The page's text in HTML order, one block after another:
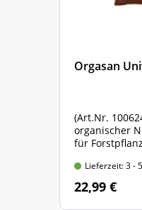
Orgasan
(Art.Nr.
organischer
für
Lieferzeit: 3 -
22,99 €